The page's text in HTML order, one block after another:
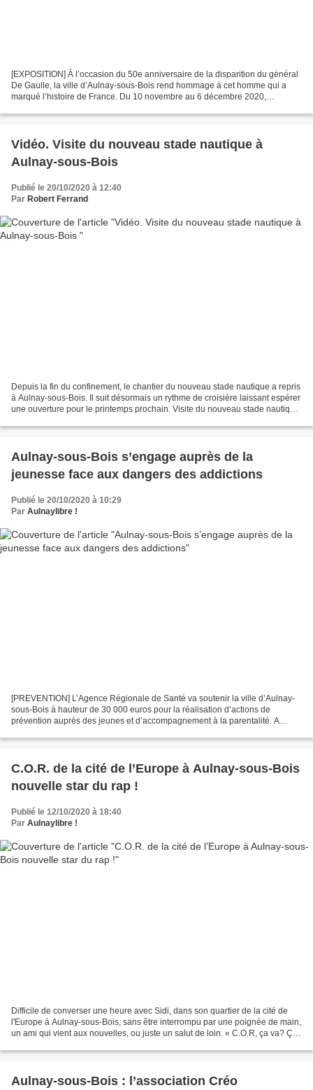
[EXPOSITION] À l’occasion du 50e anniversaire de la disparition du général
De Gaulle, la ville d’Aulnay-sous-Bois rend hommage à cet homme qui a
marqué l’histoire de France. Du 10 novembre au 6 décembre 2020,
Vidéo. Visite du nouveau stade nautique à
Aulnay-sous-Bois
Publié le 20/10/2020 à 12:40
Par Robert Ferrand
Depuis la fin du confinement, le chantier du nouveau stade nautique a repris
à Aulnay-sous-Bois. Il suit désormais un rythme de croisière laissant espérer
une ouverture pour le printemps prochain. Visite du nouveau stade nautique
Aulnay-sous-Bois s’engage auprès de la
jeunesse face aux dangers des addictions
Publié le 20/10/2020 à 10:29
Par Aulnaylibre !
[PREVENTION] L’Agence Régionale de Santé va soutenir la ville d’Aulnay-
sous-Bois à hauteur de 30 000 euros pour la réalisation d’actions de
prévention auprès des jeunes et d’accompagnement à la parentalité. A
C.O.R. de la cité de l’Europe à Aulnay-sous-Bois
nouvelle star du rap !
Publié le 12/10/2020 à 18:40
Par Aulnaylibre !
Difficile de converser une heure avec Sidi, dans son quartier de la cité de
l'Europe à Aulnay-sous-Bois, sans être interrompu par une poignée de main,
un ami qui vient aux nouvelles, ou juste un salut de loin. « C.O.R, ça va? Ça
Aulnay-sous-Bois : l’association Créo